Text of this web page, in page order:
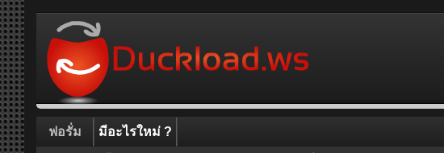
ฟอรั่ม มีอะไรใหม่ ?